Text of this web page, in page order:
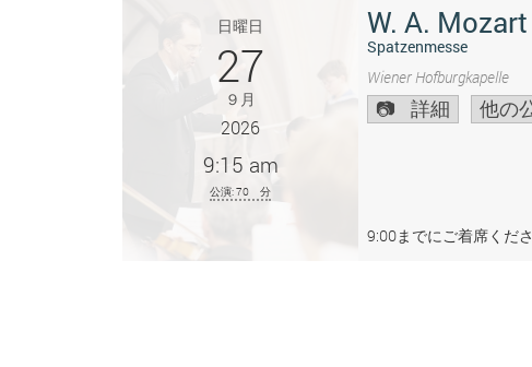
日曜日
27
９月
2026
9:15 am
公演: 70 分
W. A. Mozart
Spatzenmesse
Wiener Hofburgkapelle
詳細 他の
9:00までにご着席くだ